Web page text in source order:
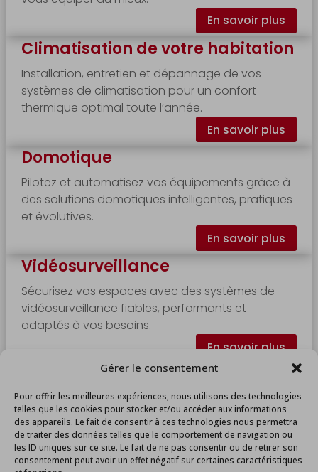
Gérer le consentement
Pour offrir les meilleures expériences, nous utilisons des technologies
telles que les cookies pour stocker et/ou accéder aux informations
des appareils. Le fait de consentir à ces technologies nous permettra
de traiter des données telles que le comportement de navigation ou
les ID uniques sur ce site. Le fait de ne pas consentir ou de retirer son
consentement peut avoir un effet négatif sur certaines caractéristiques
En savoir plus
Climatisation de votre habitation
Installation, entretien et dépannage de vos
systèmes de climatisation pour un confort
thermique optimal toute l’année.
En savoir plus
Domotique
Pilotez et automatisez vos équipements grâce à
des solutions domotiques intelligentes, pratiques
et évolutives.
En savoir plus
Vidéosurveillance
Sécurisez vos espaces avec des systèmes de
vidéosurveillance fiables, performants et
adaptés à vos besoins.
En savoir plus
Install' Service
14 Ter La Blanchetterie 44690 Château-Thébaud